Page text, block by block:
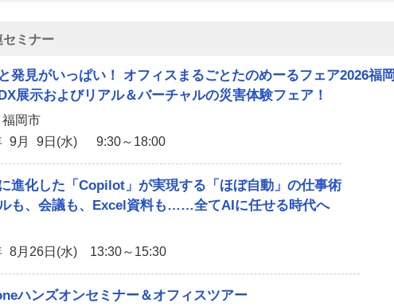
セミナー
発見がいっぱい！ オフィスまるごとたのめーるフェア2026福岡
展示およびリアル＆バーチャルの災害体験フェア！
岡市
9月 9日(水) 9:30～18:00
進化した「Copilot」が実現する「ほぼ自動」の仕事術
も、会議も、Excel資料も……全てAIに任せる時代へ
8月26日(水) 13:30～15:30
ハンズオンセミナー＆オフィスツアー